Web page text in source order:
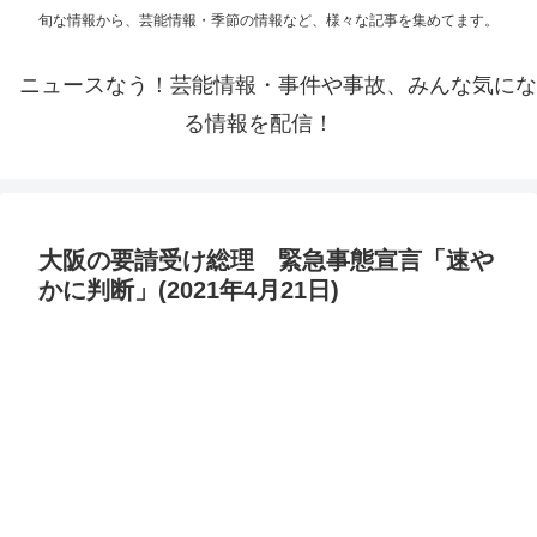
旬な情報から、芸能情報・季節の情報など、様々な記事を集めてます。
ニュースなう！芸能情報・事件や事故、みんな気にな
る情報を配信！
大阪の要請受け総理 緊急事態宣言「速や
かに判断」(2021年4月21日)